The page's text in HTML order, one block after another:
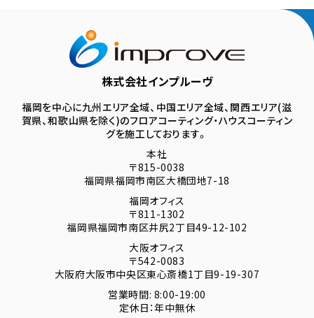
株式会社インプルーヴ
福岡を中心に九州エリア全域、中国エリア全域、関西エリア(滋
賀県、和歌山県を除く)のフロアコーティング・ハウスコーティン
グを施工しております。
本社
〒815-0038
福岡県福岡市南区大橋団地7-18
福岡オフィス
〒811-1302
福岡県福岡市南区井尻2丁目49-12-102
大阪オフィス
〒542-0083
大阪府大阪市中央区東心斎橋1丁目9-19-307
営業時間: 8:00-19:00
定休日：年中無休